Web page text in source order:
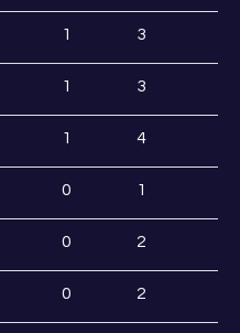
1 3
1 3
1 4
0 1
0 2
0 2